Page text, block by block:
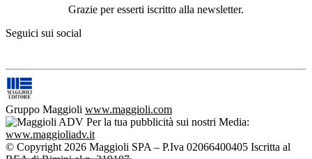
Grazie per esserti iscritto alla newsletter.
Seguici sui social
Gruppo Maggioli www.maggioli.com
Per la tua pubblicità sui nostri Media:
www.maggioliadv.it
© Copyright 2026 Maggioli SPA – P.Iva 02066400405 Iscritta al